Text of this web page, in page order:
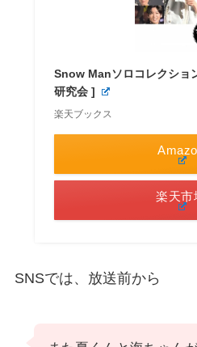
Snow Manソロコレクショ
研究会 ]
楽天ブックス
楽天市
SNSでは、放送前から